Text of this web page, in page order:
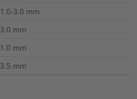
1.0-3.0 mm
3.0 mm
1.0 mm
3.5 mm